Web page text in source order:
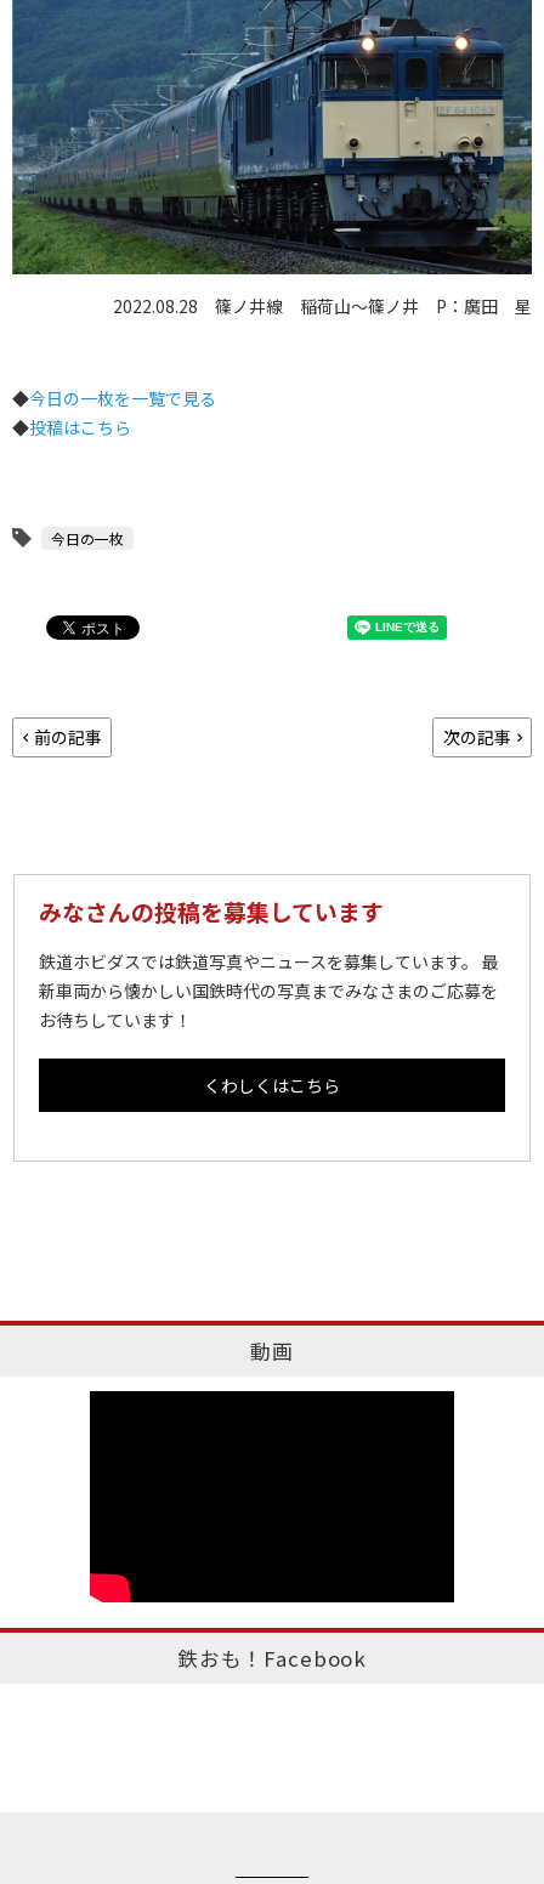
2022.08.28 篠ノ井線 稲荷山～篠ノ井 P：廣田 星
◆今日の一枚を一覧で見る
◆投稿はこちら
今日の一枚
前の記事 次の記事
みなさんの投稿を募集しています
鉄道ホビダスでは鉄道写真やニュースを募集しています。 最
新車両から懐かしい国鉄時代の写真までみなさまのご応募を
お待ちしています！
くわしくはこちら
動画
鉄おも！Facebook